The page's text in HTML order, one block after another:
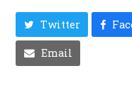
Twitter
Email